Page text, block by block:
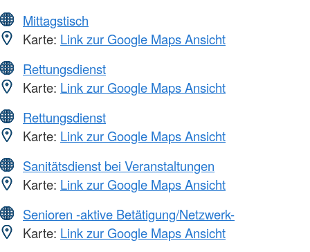
Mittagstisch
Karte: Link zur Google Maps Ansicht
Rettungsdienst
Karte: Link zur Google Maps Ansicht
Rettungsdienst
Karte: Link zur Google Maps Ansicht
Sanitätsdienst bei Veranstaltungen
Karte: Link zur Google Maps Ansicht
Senioren -aktive Betätigung/Netzwerk-
Karte: Link zur Google Maps Ansicht